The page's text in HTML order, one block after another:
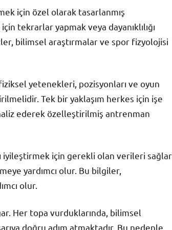
için özel olarak tasarlanmış
tekrarlar yapmak veya dayanıklılığı
bilimsel araştırmalar ve spor fizyolojisi
yetenekleri, pozisyonları ve oyun
Tek bir yaklaşım herkes için işe
ederek özelleştirilmiş antrenman
iyileştirmek için gerekli olan verileri
yardımcı olur. Bu bilgiler,
olur.
Her topa vurduklarında, bilimsel
doğru adım atmaktadır. Bu nedenle,